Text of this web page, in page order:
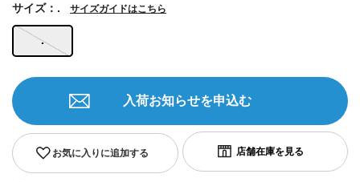
.
サイズ：. サイズガイドはこちら
お気に入りに追加する
入荷お知らせを申込む